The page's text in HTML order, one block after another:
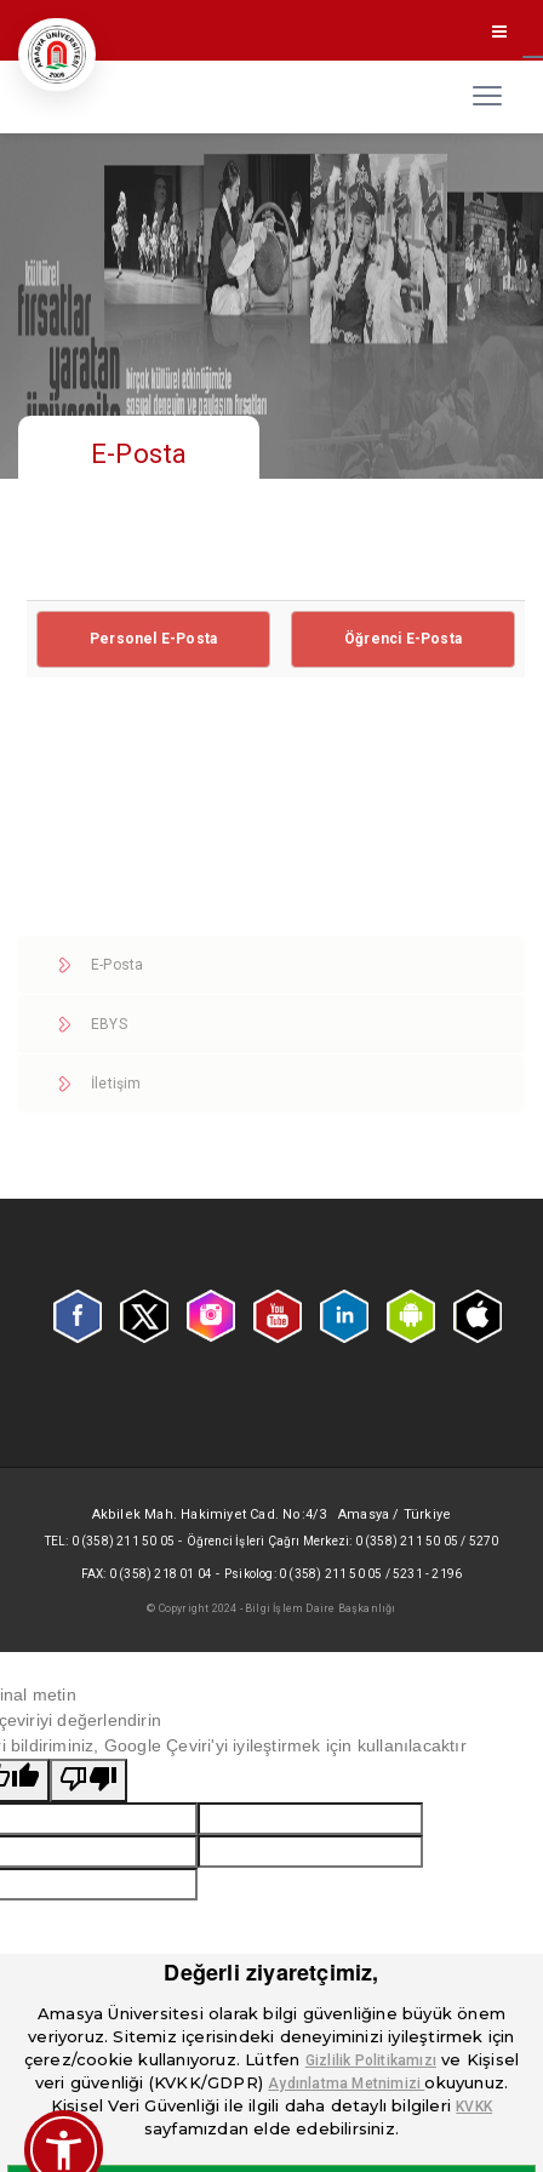
E-Posta
Personel E-Posta Öğrenci E-Posta
E-Posta
EBYS
İletişim
Akbilek Mah. Hakimiyet Cad. No:4/3 Amasya / Türkiye
TEL: 0 (358) 211 50 05 - Öğrenci İşleri Çağrı Merkezi: 0 (358) 211 50 05 / 5270
FAX: 0 (358) 218 01 04 - Psikolog: 0 (358) 211 50 05 / 5231 - 2196
© Copyright 2024 - Bilgi İşlem Daire Başkanlığı
Değerli ziyaretçimiz,
Amasya Üniversitesi olarak bilgi güvenliğine büyük önem
veriyoruz. Sitemiz içerisindeki deneyiminizi iyileştirmek için
çerez/cookie kullanıyoruz. Lütfen Gizlilik Politikamızı ve Kişisel
veri güvenliği (KVKK/GDPR) Aydınlatma Metnimiziokuyunuz.
Kişisel Veri Güvenliği ile ilgili daha detaylı bilgileriKVKK
sayfamızdan elde edebilirsiniz.
metin
değerlendirin
bildiriminiz, Google Çeviri'yi iyileştirmek için kullanılacaktır